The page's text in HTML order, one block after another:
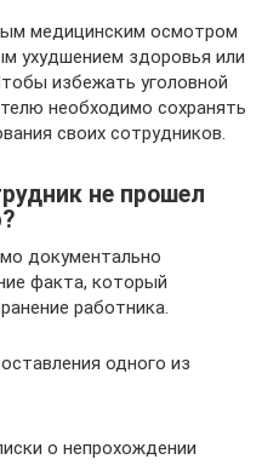
медицинским осмотром
ухудшением здоровья или
избежать уголовной
необходимо сохранять
своих сотрудников.
не прошел
документально
факта, который
работника.
одного из
о непрохождении